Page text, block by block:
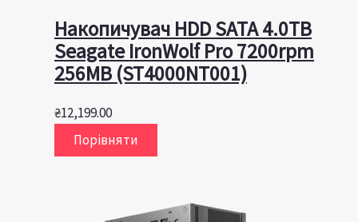
Накопичувач HDD SATA 4.0TB
Seagate IronWolf Pro 7200rpm
256MB (ST4000NT001)
₴12,199.00
Порівняти